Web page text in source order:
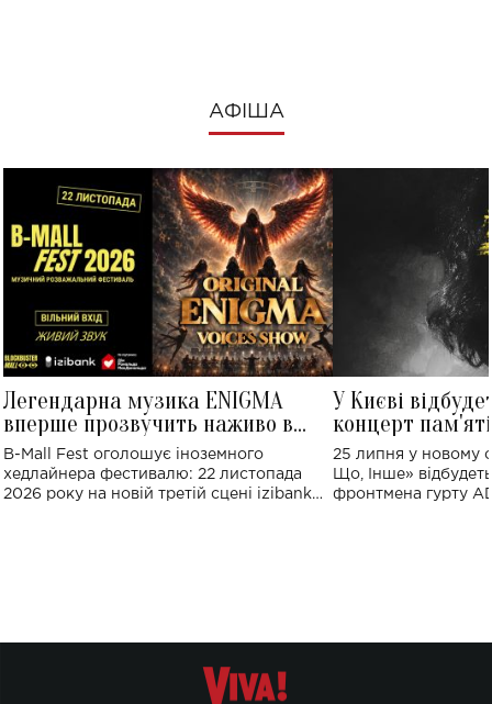
АФІША
Легендарна музика ENIGMA
вперше прозвучить наживо в
Україні: де відбудеться концерт
B-Mall Fest оголошує іноземного
хедлайнера фестивалю: 22 листопада
2026 року на новій третій сцені izibank
У Києві
концерт
Клименка:
виконають
25 липня у новому
Що, Інше»
фронтмена гурту